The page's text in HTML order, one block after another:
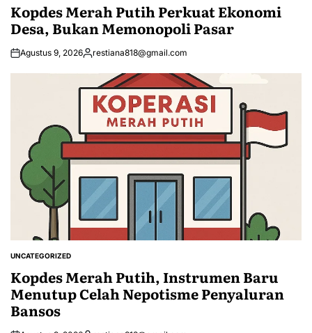
Kopdes Merah Putih Perkuat Ekonomi
Desa, Bukan Memonopoli Pasar
Agustus 9, 2026Posted
restiana818@gmail.com
POSTED
UNCATEGORIZED
Kopdes Merah Putih, Instrumen Baru
Menutup Celah Nepotisme Penyaluran
Bansos